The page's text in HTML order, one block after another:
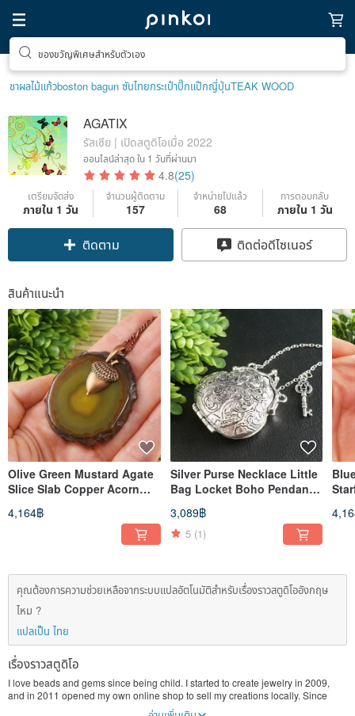
ตามหาไอเทมฮีลใจ
ชาผลไม้แก้วboston bagun ซับไทยกระเป๋าปิ๊กแป๊กญี่ปุ่นTEAK WOOD
AGATIX
รัสเซีย | เปิดสตูดิโอเมื่อ 2022
ออนไลน์ล่าสุดใน 1 วันที่ผ่านมา
4.8(25)
เตรียมจัดส่ง
ภายใน 1 วัน
จำนวนผู้ติดตาม
157
จำหน่ายไปแล้ว
68
การตอบกลับ
ภายใน 1 วัน
Claim coupon
ติดต่อดีไซเนอร์
สินค้าแนะนำ
Olive Green Mustard Agate
Slice Slab Copper Acorn
Gift
4,164฿
Silver Purse Necklace Little
Bag Locket Boho Pendant
Gift
3,089฿
5 (1)
คุณต้องการความช่วยเหลือจากระบบแปลอัตโนมัติสำหรับเรื่องราวสตูดิโออังกฤษ
ไหม ?
แปลเป็น ไทย
เรื่องราวสตูดิโอ
I love beads and gems since being child. I started to create jewelry in 2009,
and in 2011 opened my own online shop to sell my creations locally. Since
2014 I sell worldwide. AGATIX is my special project for worldwide sales.